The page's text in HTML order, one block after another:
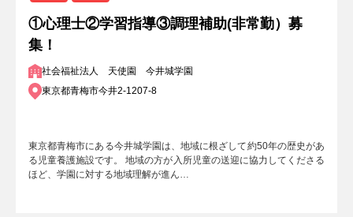
①心理士②学習指導③調理補助(非常勤）募
集！
社会福祉法人 天使園 今井城学園
東京都青梅市今井2-1207-8
東京都青梅市にある今井城学園は、地域に根ざして約50年の歴史があ
る児童養護施設です。 地域の方が入所児童の送迎に協力してくださる
ほど、学園に対する地域理解が進ん…